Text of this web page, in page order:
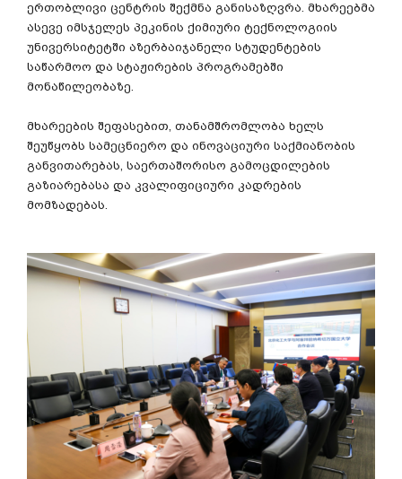
ერთობლივი ცენტრის შექმნა განისაზღვრა. მხარეებმა
ასევე იმსჯელეს პეკინის ქიმიური ტექნოლოგიის
უნივერსიტეტში აზერბაიჯანელი სტუდენტების
საწარმოო და სტაჟირების პროგრამებში
მონაწილეობაზე.
მხარეების შეფასებით თანამშრომლობა ხელს
შეუწყობს სამეცნიერო და ინოვაციური საქმიანობის
განვითარებას საერთაშორისო გამოცდილების
გაზიარებასა და კვალიფიციური კადრების
მომზადებას